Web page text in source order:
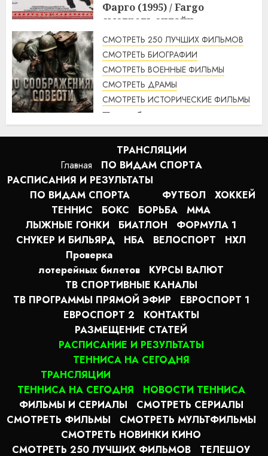
Фарго (1995) / Fargo
смотреть онлайн
1:49 07.08.2026
СМОТРЕТЬ 250 ЛУЧШИХ ФИЛЬМОВ
СМОТРЕТЬ БИОГРАФИИ
СМОТРЕТЬ ВОЕННЫЕ ФИЛЬМЫ
СМОТРЕТЬ ДРАМЫ
СМОТРЕТЬ ИСТОРИЧЕСКИЕ ФИЛЬМЫ
По соображениям совести
(2016) / Hacksaw Ridge
Главная
ТРАНСЛЯЦИИ
ПО ВИДАМ СПОРТA
РАСПИСАНИЯ И РЕЗУЛЬТАТЫ
ПО ВИДАМ СПОРТА
ФУТБОЛ
ХОККЕЙ
ТЕННИС
БОКС БОРЬБА
MMA
ЛЫЖНЫЕ ГОНКИ
БИАТЛОН
ФОРМУЛА 1
СНУКЕР И БИЛЬЯРД
НБА ВЕЛОСПОРТ
НХЛ
Проверка
лотерейных билетов
КУРСЫ ВАЛЮТ
ТВ СПОРТИВНЫЕ КАНАЛЫ
ТВ ПРОГРАММЫ ПРЯМОЙ ЭФИР
ЕВРОСПОРТ 1
ЕВРОСПОРТ 2
КОНТАКТЫ
РАЗМЕЩЕНИЕ СТАТЕЙ
РАСПИСАНИЕ И РЕЗУЛЬТАТЫ
ТЕННИСА НА СЕГОДНЯ
ТРАНСЛЯЦИИ
ТЕННИСА НА СЕГОДНЯ
НОВОСТИ ТЕННИСА
ФИЛЬМЫ И СЕРИАЛЫ
СМОТРЕТЬ СЕРИАЛЫ
СМОТРЕТЬ ФИЛЬМЫ
СМОТРЕТЬ МУЛЬТФИЛЬМЫ
СМОТРЕТЬ НОВИНКИ КИНО
СМОТРЕТЬ 250 ЛУЧШИХ ФИЛЬМОВ
ТЕЛЕШОУ